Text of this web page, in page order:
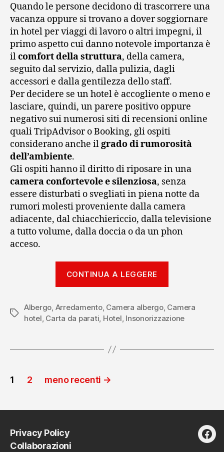
Quando le persone decidono di trascorrere una
vacanza oppure si trovano a dover soggiornare
in hotel per viaggi di lavoro o altri impegni, il
primo aspetto cui danno notevole importanza è
ilcomfort della struttura, della camera,
seguito dal servizio, dalla pulizia, dagli
accessori e dalla gentilezza dello staff.
Per decidere se un hotel è accogliente o meno e
lasciare, quindi, un parere positivo oppure
negativo sui numerosi siti di recensioni online
quali TripAdvisor o Booking, gli ospiti
considerano anche ilgrado di rumorosità
dell’ambiente.
Gli ospiti hanno il diritto di riposare in una
camera confortevole e silenziosa, senza
essere disturbati o svegliati in piena notte da
rumori molesti proveniente dalla camera
adiacente, dal chiacchiericcio, dalla televisione
a tutto volume, dalla doccia o da un phon
acceso.
CONTINUA A LEGGERE
camere
dell’hotel
un
Tag
Albergo, Arredamento, Camera albergo, Camera
hotel, Carta da parati, Hotel, Insonorizzazione
Paginazione
articoli
1 2 meno recenti →
Privacy Policy
Collaborazioni